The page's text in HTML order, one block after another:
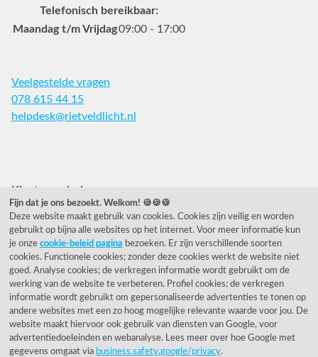
Telefonisch bereikbaar:
Maandag t/m Vrijdag09:00 - 17:00
Veelgestelde vragen
078 615 44 15
helpdesk@rietveldlicht.nl
Klantwaardering
"Zeer goed" - eKomi.nl
Cijfer: 9.2 (25540 recensies)
Onze nieuwsbrief
Wil je onze nieuwsbrief ontvangen?
Fijn dat je ons bezoekt. Welkom! 🍪🍪🍪
Deze website maakt gebruik van cookies. Cookies zijn veilig en worden
gebruikt op bijna alle websites op het internet. Voor meer informatie kun
je onze cookie-beleid pagina bezoeken. Er zijn verschillende soorten
cookies. Functionele cookies; zonder deze cookies werkt de website niet
goed. Analyse cookies; de verkregen informatie wordt gebruikt om de
werking van de website te verbeteren. Profiel cookies; de verkregen
informatie wordt gebruikt om gepersonaliseerde advertenties te tonen op
andere websites met een zo hoog mogelijke relevante waarde voor jou. De
website maakt hiervoor ook gebruik van diensten van Google, voor
advertentiedoeleinden en webanalyse. Lees meer over hoe Google met
gegevens omgaat via business.safety.google/privacy.